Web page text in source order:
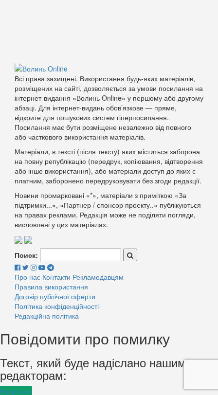
Всі права захищені. Використання будь-яких матеріалів,
розміщених на сайті, дозволяється за умови посилання на
інтернет-видання «Волинь Online» у першому або другому
абзаці. Для інтернет-видань обов’язкове — пряме,
відкрите для пошукових систем гіперпосилання.
Посилання має бути розміщене незалежно від повного
або часткового використання матеріалів.
Матеріали, в тексті (після тексту) яких міститься заборона
на повну републікацію (передрук, копіювання, відтворення
або інше використання), або матеріали доступ до яких є
платним, заборонено передруковувати без згоди редакції.
Новини промарковані «*», матеріали з приміткою «За
підтримки...», «Партнер / спонсор проекту..» публікуються
на правах реклами. Редакція може не поділяти погляди,
висловлені у цих матеріалах.
Поиск:
Про нас Контакти Рекламодавцям
Правила використання
Договір публічної оферти
Політика конфіденційності
Редакційна політика
Повідомити про помилку
Текст, який буде надіслано нашим
редакторам:
Надіслати